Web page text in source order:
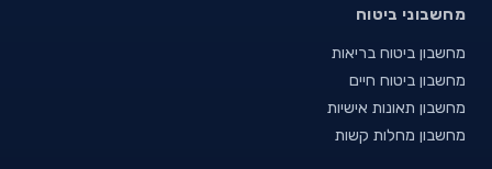
מחשבוני ביטוח
מחשבון ביטוח בריאות
מחשבון ביטוח חיים
מחשבון תאונות אישיות
מחשבון מחלות קשות